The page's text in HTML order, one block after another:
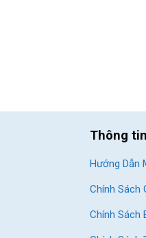
Thông
Hướng Dẫn
Chính Sách
Chính Sách